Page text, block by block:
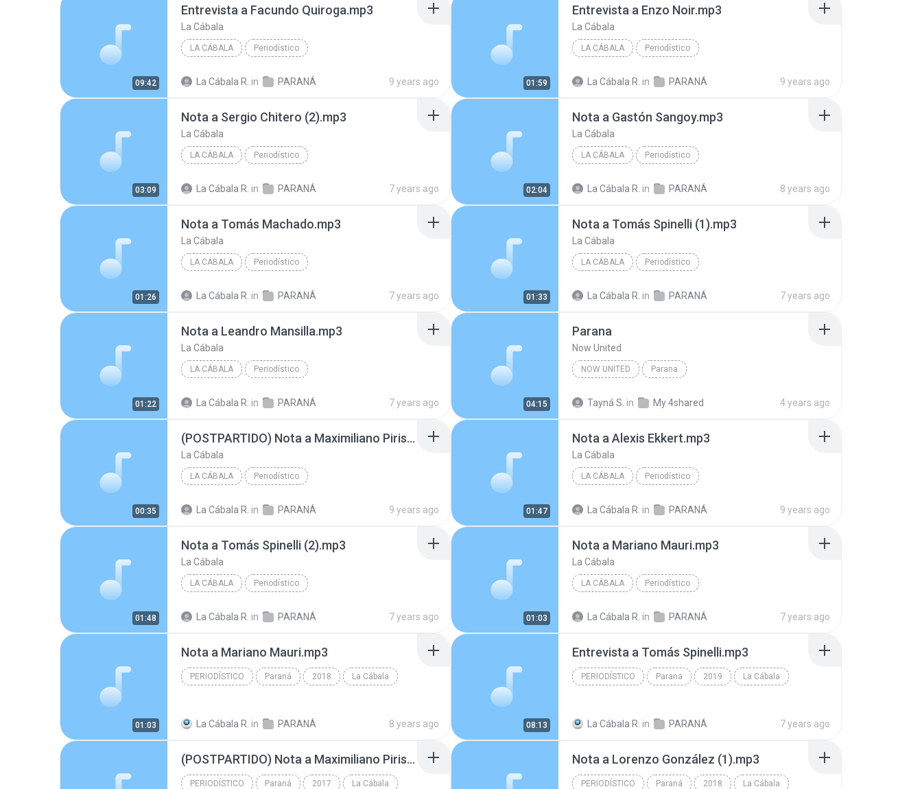
09:42
Entrevista a Facundo Quiroga.mp3
La Cábala
LA CÁBALA Periodístico
La Cábala R. in PARANÁ 9 years ago 01:59
Entrevista a Enzo Noir.mp3
La Cábala
LA CÁBALA Periodístico
La Cábala R. in PARANÁ 9 years ago
03:09
Nota a Sergio Chitero (2).mp3
La Cábala
LA CÁBALA Periodístico
La Cábala R. in PARANÁ 7 years ago 02:04
Nota a Gastón Sangoy.mp3
La Cábala
LA CÁBALA Periodístico
La Cábala R. in PARANÁ 8 years ago
01:26
Nota a Tomás Machado.mp3
La Cábala
LA CÁBALA Periodístico
La Cábala R. in PARANÁ 7 years ago 01:33
Nota a Tomás Spinelli (1).mp3
La Cábala
LA CÁBALA Periodístico
La Cábala R. in PARANÁ 7 years ago
01:22
Nota a Leandro Mansilla.mp3
La Cábala
LA CÁBALA Periodístico
La Cábala R. in PARANÁ 7 years ago 04:15
Parana
Now United
NOW UNITED Parana
Tayná S. in My 4shared 4 years ago
00:35
(POSTPARTIDO) Nota a Maximiliano Piris (1).mp3
La Cábala
LA CÁBALA Periodístico
La Cábala R. in PARANÁ 9 years ago 01:47
Nota a Alexis Ekkert.mp3
La Cábala
LA CÁBALA Periodístico
La Cábala R. in PARANÁ 9 years ago
01:48
Nota a Tomás Spinelli (2).mp3
La Cábala
LA CÁBALA Periodístico
La Cábala R. in PARANÁ 7 years ago 01:03
Nota a Mariano Mauri.mp3
La Cábala
LA CÁBALA Periodístico
La Cábala R. in PARANÁ 7 years ago
01:03
Nota a Mariano Mauri.mp3
PERIODÍSTICO Paraná 2018 La Cábala
La Cábala R. in PARANÁ 8 years ago 08:13
Entrevista a Tomás Spinelli.mp3
PERIODÍSTICO Parana 2019 La Cábala
La Cábala R. in PARANÁ 7 years ago
(POSTPARTIDO) Nota a Maximiliano Piris (1).mp3
PERIODÍSTICO Paraná 2017 La Cábala
Nota a Lorenzo González (1).mp3
PERIODÍSTICO Paraná 2018 La Cábala